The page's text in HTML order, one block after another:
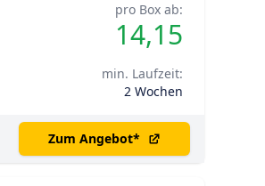
pro Box ab:
14,15
min. Laufzeit:
2 Wochen
Zum Angebot*